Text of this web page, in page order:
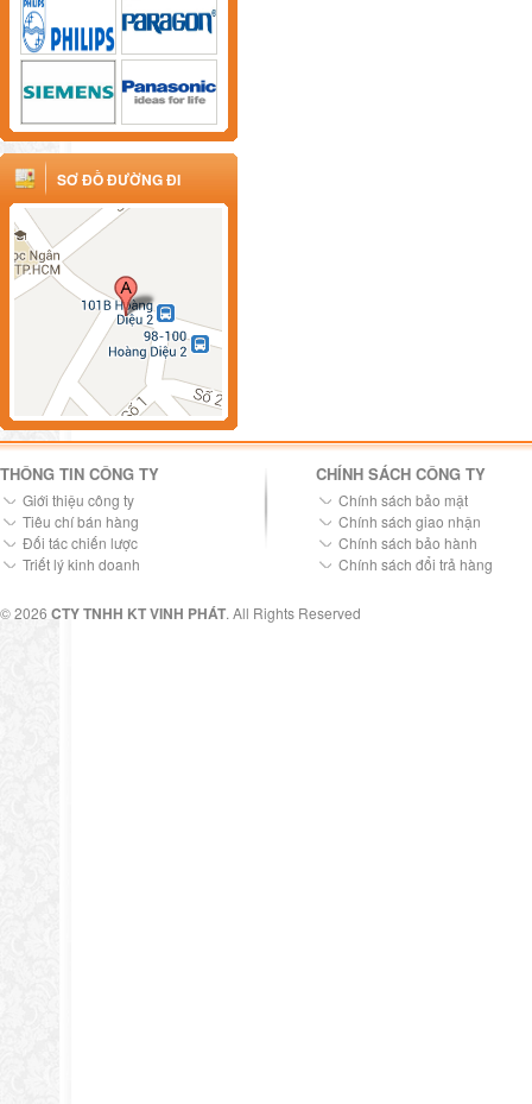
SƠ ĐỒ ĐƯỜNG ĐI
THÔNG TIN CÔNG TY
Giới thiệu công ty
Tiêu chí bán hàng
Đối tác chiến lược
Triết lý kinh doanh
CHÍNH SÁCH CÔNG TY
Chính sách bảo mật
Chính sách giao nhận
Chính sách bảo hành
Chính sách đổi trả hàng
© 2026 CTY TNHH KT VINH PHÁT. All Rights Reserved